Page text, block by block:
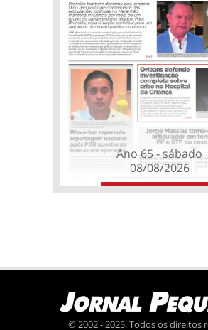
Ano 65 - sábado
08/08/2026
© 2002 - 2025. Todos os direitos